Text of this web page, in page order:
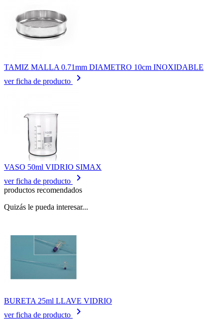
TAMIZ MALLA 0.71mm DIAMETRO 10cm INOXIDABLE
ver ficha de producto
keyboard_arrow_right
VASO 50ml VIDRIO SIMAX
ver ficha de producto
keyboard_arrow_right
productos recomendados
Quizás le pueda interesar...
BURETA 25ml LLAVE VIDRIO
ver ficha de producto
keyboard_arrow_right